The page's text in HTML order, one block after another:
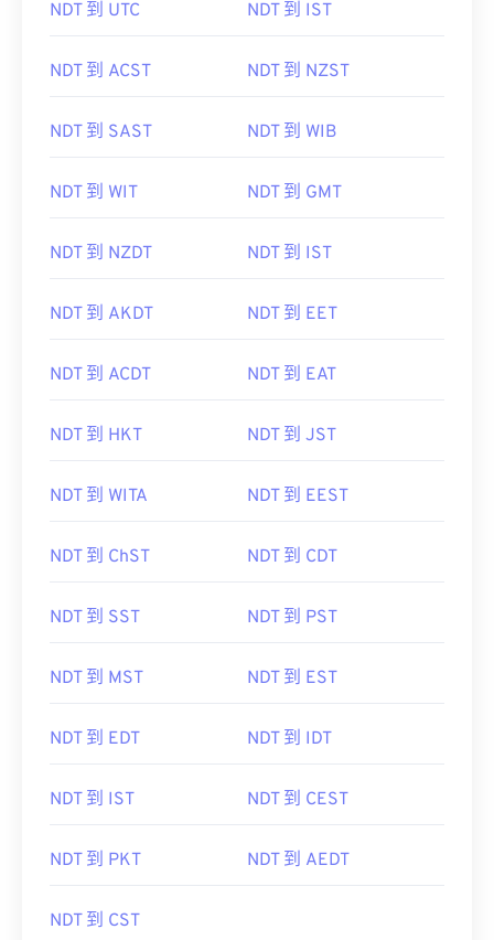
NDT 到 UTC NDT 到 IST
NDT 到 ACST NDT 到 NZST
NDT 到 SAST NDT 到 WIB
NDT 到 WIT NDT 到 GMT
NDT 到 NZDT NDT 到 IST
NDT 到 AKDT NDT 到 EET
NDT 到 ACDT NDT 到 EAT
NDT 到 HKT NDT 到 JST
NDT 到 WITA NDT 到 EEST
NDT 到 ChST NDT 到 CDT
NDT 到 SST NDT 到 PST
NDT 到 MST NDT 到 EST
NDT 到 EDT NDT 到 IDT
NDT 到 IST NDT 到 CEST
NDT 到 PKT NDT 到 AEDT
NDT 到 CST